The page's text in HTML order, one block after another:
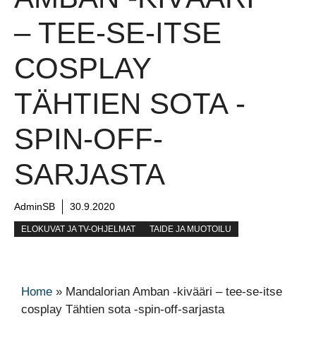
– TEE-SE-ITSE
COSPLAY
TÄHTIEN SOTA -
SPIN-OFF-
SARJASTA
AdminSB 30.9.2020
ELOKUVAT JA TV-OHJELMAT TAIDE JA MUOTOILU
Home » Mandalorian Amban -kivääri – tee-se-itse
cosplay Tähtien sota -spin-off-sarjasta